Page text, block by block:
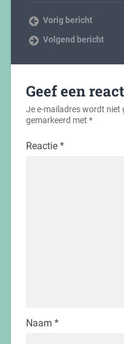
Vorig bericht
Volgend bericht
Geef een
Je e-mailadres wordt niet
gemarkeerd met *
Reactie *
Naam *